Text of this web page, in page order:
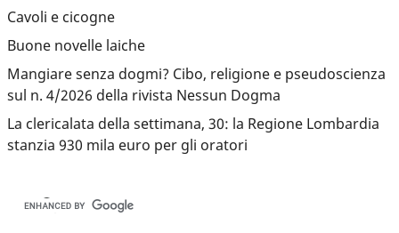
Cavoli e cicogne
Buone novelle laiche
Mangiare senza dogmi? Cibo, religione e pseudoscienza
sul n. 4/2026 della rivista Nessun Dogma
La clericalata della settimana, 30: la Regione Lombardia
stanzia 930 mila euro per gli oratori